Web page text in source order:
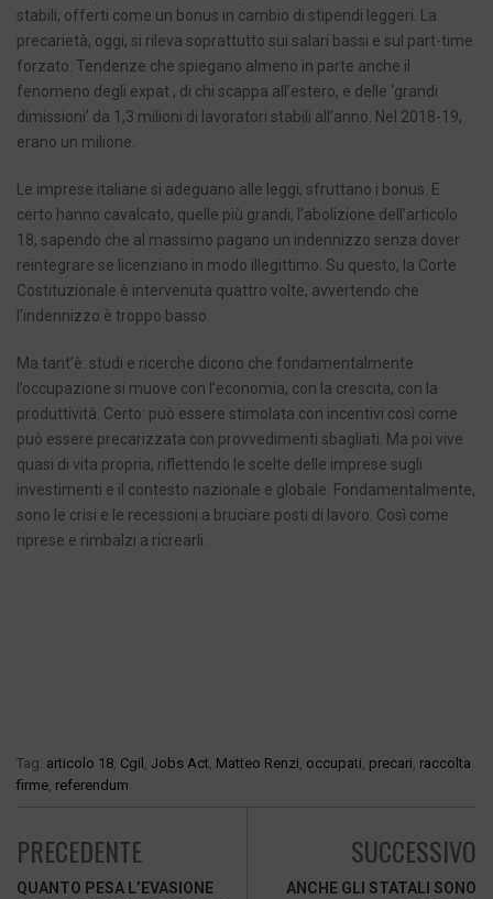
stabili, offerti come un bonus in cambio di stipendi leggeri. La
precarietà, oggi, si rileva soprattutto sui salari bassi e sul part-time
forzato. Tendenze che spiegano almeno in parte anche il
fenomeno degli expat , di chi scappa all’estero, e delle ‘grandi
dimissioni’ da 1,3 milioni di lavoratori stabili all’anno. Nel 2018-19,
erano un milione.
Le imprese italiane si adeguano alle leggi, sfruttano i bonus. E
certo hanno cavalcato, quelle più grandi, l’abolizione dell’articolo
18, sapendo che al massimo pagano un indennizzo senza dover
reintegrare se licenziano in modo illegittimo. Su questo, la Corte
Costituzionale è intervenuta quattro volte, avvertendo che
l’indennizzo è troppo basso.
Ma tant’è: studi e ricerche dicono che fondamentalmente
l’occupazione si muove con l’economia, con la crescita, con la
produttività. Certo: può essere stimolata con incentivi così come
può essere precarizzata con provvedimenti sbagliati. Ma poi vive
quasi di vita propria, riflettendo le scelte delle imprese sugli
investimenti e il contesto nazionale e globale. Fondamentalmente,
sono le crisi e le recessioni a bruciare posti di lavoro. Così come
riprese e rimbalzi a ricrearli.
Tag: articolo 18 Cgil Jobs Act Matteo Renzi occupati precari raccolta
firme referendum
PRECEDENTE
QUANTO PESA L’EVASIONE
SUCCESSIVO
ANCHE GLI STATALI SONO